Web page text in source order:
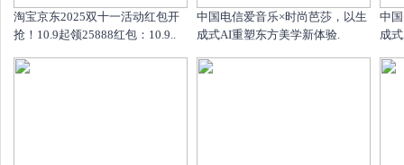
淘宝京东2025双十一活动红包开
抢！10.9起领25888红包：10.9..
中国电信爱音乐×时尚芭莎，以生
成式AI重塑东方美学新体验.
中
成